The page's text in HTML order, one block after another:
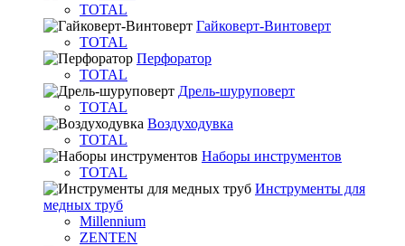
TOTAL
Гайковерт-Винтоверт
TOTAL
Перфоратор
TOTAL
Дрель-шуруповерт
TOTAL
Воздуходувка
TOTAL
Наборы инструментов
TOTAL
Инструменты для
медных труб
Millennium
ZENTEN